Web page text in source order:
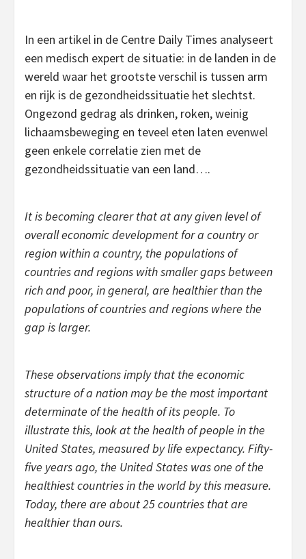
In een artikel in de Centre Daily Times analyseert
een medisch expert de situatie: in de landen in de
wereld waar het grootste verschil is tussen arm
en rijk is de gezondheidssituatie het slechtst.
Ongezond gedrag als drinken, roken, weinig
lichaamsbeweging en teveel eten laten evenwel
geen enkele correlatie zien met de
gezondheidssituatie van een land….
It is becoming clearer that at any given level of
overall economic development for a country or
region within a country, the populations of
countries and regions with smaller gaps between
rich and poor, in general, are healthier than the
populations of countries and regions where the
gap is larger.
These observations imply that the economic
structure of a nation may be the most important
determinate of the health of its people. To
illustrate this, look at the health of people in the
United States, measured by life expectancy. Fifty-
five years ago, the United States was one of the
healthiest countries in the world by this measure.
Today, there are about 25 countries that are
healthier than ours.